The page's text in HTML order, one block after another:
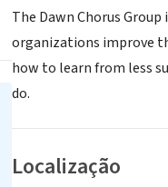
The Dawn Chorus
organizations improve
how to learn from less
do.
Localização